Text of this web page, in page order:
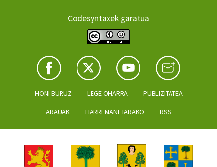
Codesyntaxek garatua
HONI BURUZ LEGE OHARRA PUBLIZITATEA
ARAUAK HARREMANETARAKO RSS